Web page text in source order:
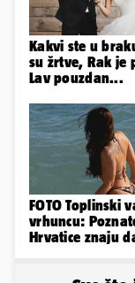
Kakvi ste u
su žrtve, Rak je
Lav pouzdan...
FOTO Toplinski
vrhuncu:
Hrvatice znaju